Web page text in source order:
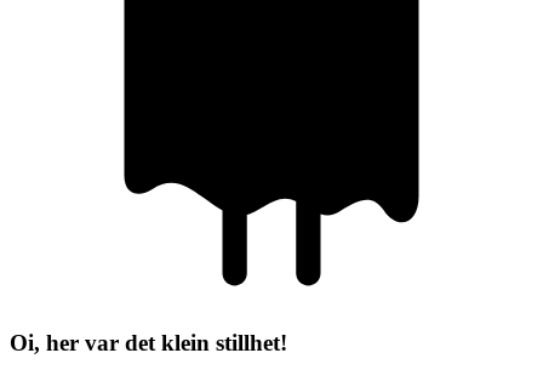
Oi, her var det klein stillhet!